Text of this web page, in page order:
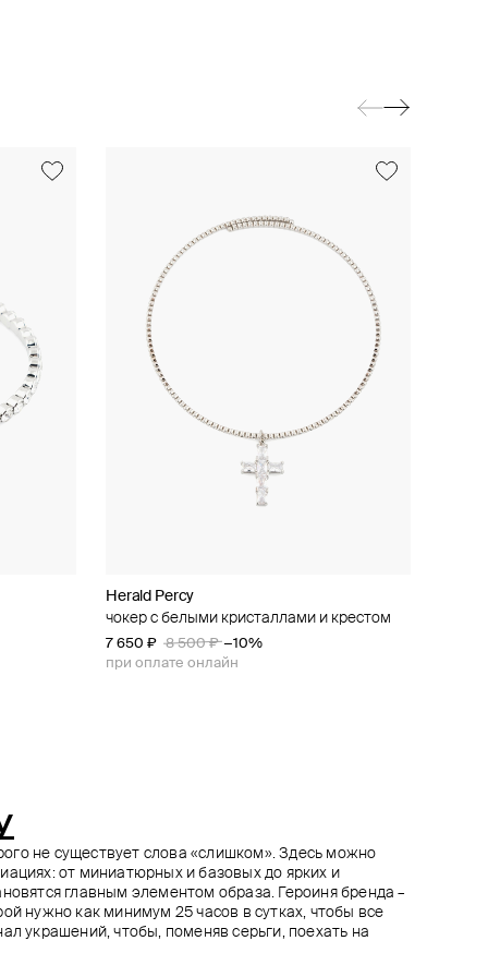
Herald Percy
чокер с белыми кристаллами и крестом
7 650 ₽ 8 500 ₽ −10%
при оплате онлайн
Herald Percy
серебристое кольцо с квадратным
кристаллом
6 500 ₽
Herald Percy
золотистые серьги-сердца с паве из
кристаллов
6 210 ₽ 6 900 ₽ −10%
Aloud
гладкое золотистое кольцо
5 850 ₽ 6 500 ₽ −10%
при оплате онлайн
не существует слова «слишком». Здесь можно
от миниатюрных и базовых до ярких и
главным элементом образа. Героиня бренда –
нужно как минимум 25 часов в сутках, чтобы все
украшений, чтобы, поменяв серьги, поехать на